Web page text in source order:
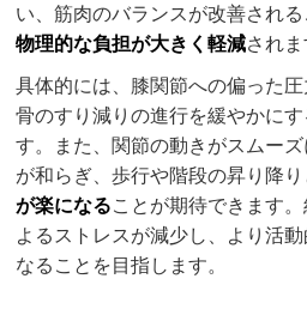
い、筋肉のバランスが改善され
物理的な負担が大きく軽減されま
具体的には、膝関節への偏った
骨のすり減りの進行を緩やかに
す。また、関節の動きがスムー
が和らぎ、歩行や階段の昇り降り
が楽になることが期待できます
よるストレスが減少し、より活
なることを目指します。